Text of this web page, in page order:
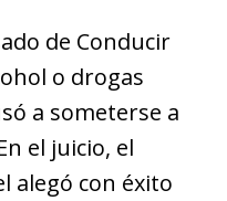
de Conducir
o drogas
a someterse a
el juicio, el
alegó con éxito